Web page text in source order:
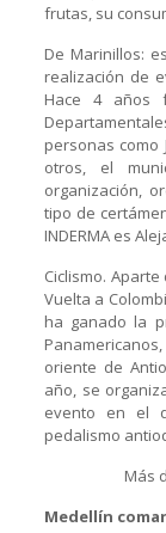
frutas, su
De Marinillos:
realización de
Hace 4 años
personas como
otros, el
organización,
tipo de
INDERMA es
Ciclismo.
Vuelta a
ha ganado la
oriente de
año, se
evento en el
pedalismo
Más
Medellín